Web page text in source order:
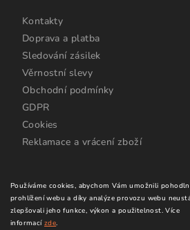
Používáme cookies, abychom Vám umožnili
prohlížení webu a díky analýze provozu webu
zlepšovali jeho funkce, výkon a použitelnost.Více
informacízde.
Kontakty
Doprava a platba
Sledování zásilek
Věrnostní slevy
Obchodní podmínky
GDPR
Cookies
Reklamace a vrácení zboží